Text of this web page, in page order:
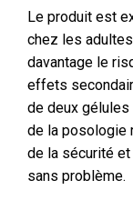
Le produit est
chez les
davantage le
effets
de deux
de la posologie
de la sécurité
sans problème.